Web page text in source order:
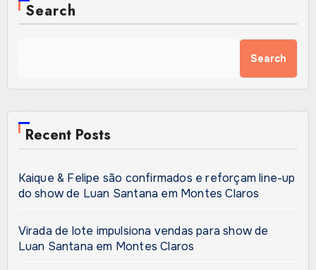
Search
Search
Recent Posts
Kaique & Felipe são confirmados e reforçam line-up
do show de Luan Santana em Montes Claros
Virada de lote impulsiona vendas para show de
Luan Santana em Montes Claros